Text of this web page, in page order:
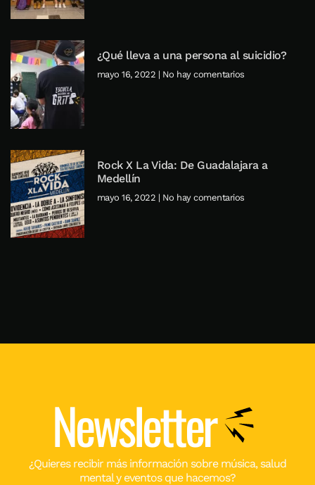
¿Qué lleva a una persona al suicidio?
mayo 16, 2022 No hay comentarios
Rock X La Vida: De Guadalajara a
Medellín
mayo 16, 2022 No hay comentarios
Newsletter
¿Quieres recibir más información sobre música, salud
mental y eventos que hacemos?